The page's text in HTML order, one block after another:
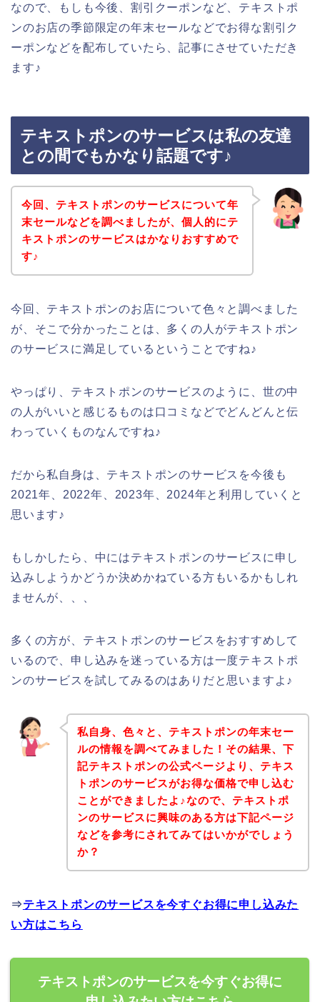
なので、もしも今後、割引クーポンなど、テキストポ
ンのお店の季節限定の年末セールなどでお得な割引ク
ーポンなどを配布していたら、記事にさせていただき
ます♪
テキストポンのサービスは私の友達
との間でもかなり話題です♪
今回、テキストポンのサービスについて年
末セールなどを調べましたが、個人的にテ
キストポンのサービスはかなりおすすめで
す♪
今回、テキストポンのお店について色々と調べました
が、そこで分かったことは、多くの人がテキストポン
のサービスに満足しているということですね♪
やっぱり、テキストポンのサービスのように、世の中
の人がいいと感じるものは口コミなどでどんどんと伝
わっていくものなんですね♪
だから私自身は、テキストポンのサービスを今後も
2021年、2022年、2023年、2024年と利用していくと
思います♪
もしかしたら、中にはテキストポンのサービスに申し
込みしようかどうか決めかねている方もいるかもしれ
ませんが、、、
多くの方が、テキストポンのサービスをおすすめして
いるので、申し込みを迷っている方は一度テキストポ
ンのサービスを試してみるのはありだと思いますよ♪
私自身、色々と、テキストポンの年末セー
ルの情報を調べてみました！その結果、下
記テキストポンの公式ページより、テキス
トポンのサービスがお得な価格で申し込む
ことができましたよ♪なので、テキストポ
ンのサービスに興味のある方は下記ページ
などを参考にされてみてはいかがでしょう
か？
⇒テキストポンのサービスを今すぐお得に申し込みた
い方はこちら
テキストポンのサービスを今すぐお得に